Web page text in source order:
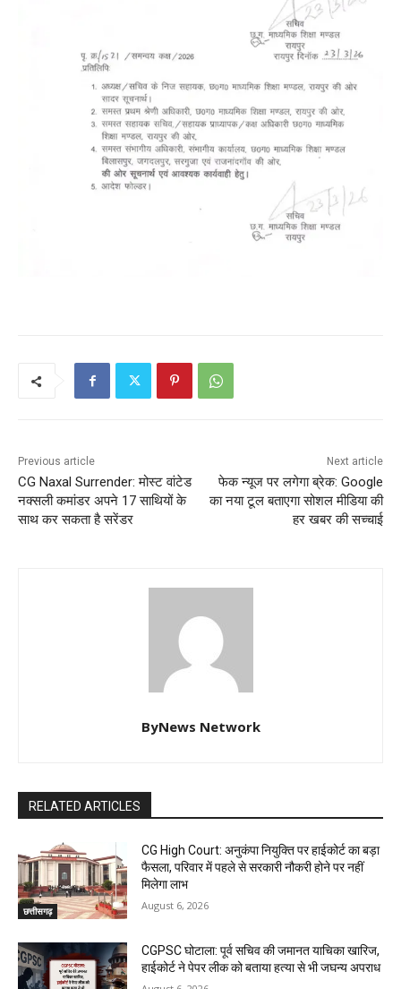
Previous article
CG Naxal Surrender: मोस्ट वांटेड
नक्सली कमांडर अपने 17 साथियों के
साथ कर सकता है सरेंडर
Next article
फेक न्यूज पर लगेगा ब्रेक: Google
का नया टूल बताएगा सोशल मीडिया की
हर खबर की सच्चाई
ByNews Network
RELATED ARTICLES
छत्तीसगढ़
CG High Court: अनुकंपा नियुक्ति पर हाईकोर्ट का बड़ा
फैसला, परिवार में पहले से सरकारी नौकरी होने पर नहीं
मिलेगा लाभ
August 6, 2026
CGPSC घोटाला: पूर्व सचिव की जमानत याचिका खारिज,
हाईकोर्ट ने पेपर लीक को बताया हत्या से भी जघन्य अपराध